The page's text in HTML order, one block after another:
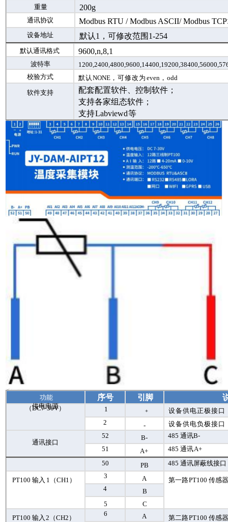
重量 200g
通讯协议 Modbus RTU / Modbus ASCII/Modbus TCP
设备地址 默认1，可修改范围1-254
默认通讯格式 9600,n,8,1
波特率 1200,2400,4800,9600,14400,19200,
校验方式
默认 NONE，可修改为 even ， odd
软件支持
配套配置软件、控制软件；
支持各家组态软件；
支持Labviewd等
功能 序号 引脚
供电电源
（DC7-30V） 1 ﹢
设备供电正极接口
2
- 设备供电负极接口
通讯接口
52 B- 485 通讯B-
51
A+ 485 通讯A+
50
PB 485 通讯屏蔽线接口
PT100 输入 1 （CH1 ）
3 A 第一路PT100 传感
4
B
5
C
PT100 输入 2 （CH2 ）
6 A 第二路PT100 传感